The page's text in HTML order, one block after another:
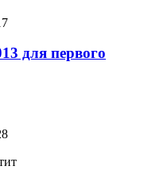
для первого